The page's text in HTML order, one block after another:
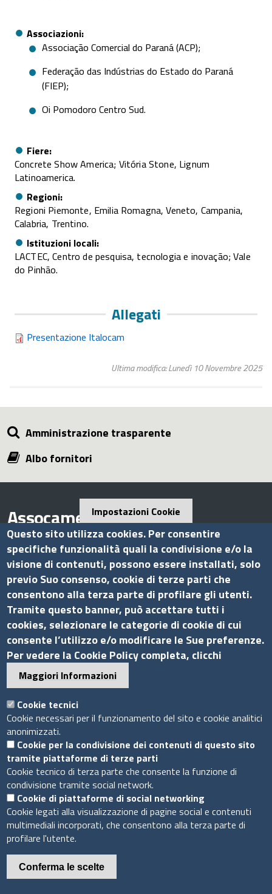
Associazioni
Associação Comercial do Paraná (ACP);
Federação das Indústrias do Estado do Paraná
(FIEP);
Oi Pomodoro Centro Sud.
Fiere
Concrete Show America; Vitória Stone, Lignum
Latinoamerica.
Regioni
Regioni Piemonte, Emilia Romagna, Veneto, Campania,
Calabria, Trentino.
Istituzioni locali
LACTEC, Centro de pesquisa, tecnologia e inovação; Vale
do Pinhão.
Allegati
Presentazione Italocam
Ultima modifica: Lunedì 10 Novembre 2025
Amministrazione trasparente
Albo fornitori
Assocamerestero
Contatti
Via G.B. Morgagni, 13 - 00161 Roma
Tel.: +39 06 44231314
P.Iva 01898631005
C.F. 07888290587
Pecinfo.assocamerestero@legalmail.it
info@assocamerestero.it
dpo@assocamerestero.it
Seguici su
Sito web
Accesso INTRANET
Mappa del sito
Privacy Policy
Cookie Policy
Impostazioni Cookie
Questo sito utilizza cookies. Per consentire
specifiche funzionalità quali la condivisione e/o la
visione di contenuti, possono essere installati, solo
previo Suo consenso, cookie di terze parti che
consentono alla terza parte di profilare gli utenti.
Tramite questo banner, può accettare tutti i
cookies, selezionare le categorie di cookie di cui
consente l’utilizzo e/o modificare le Sue preferenze.
Per vedere la Cookie Policy completa, clicchi
Maggiori Informazioni
Cookie tecnici
Cookie necessari per il funzionamento del sito e cookie analitici
anonimizzati.
Cookie per la condivisione dei contenuti di questo sito
tramite piattaforme di terze parti
Cookie tecnico di terza parte che consente la funzione di
condivisione tramite social network.
Cookie di piattaforme di social networking
Cookie legati alla visualizzazione di pagine social e contenuti
multimediali incorporati, che consentono alla terza parte di
profilare l'utente.
Conferma le scelte